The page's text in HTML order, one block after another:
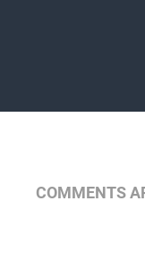
COMMENTS